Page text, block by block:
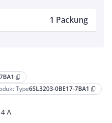
content_copy
Type6SL3203-0BE17-7BA1 content_copy
A
1 Packung